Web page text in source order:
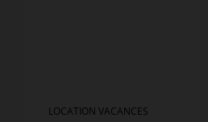
LOCATION VACANCES